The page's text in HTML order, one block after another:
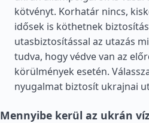
kötvényt. Korhatár nincs,
idősek is köthetnek
utasbiztosítással az utazás
tudva, hogy védve van az
körülmények esetén.
nyugalmat biztosít ukrajnai
Mennyibe kerül az ukrán